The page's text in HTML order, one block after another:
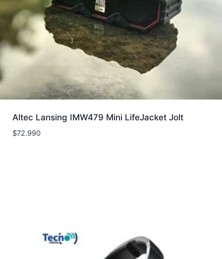
Altec Lansing IMW479 Mini LifeJacket Jolt
$72.990